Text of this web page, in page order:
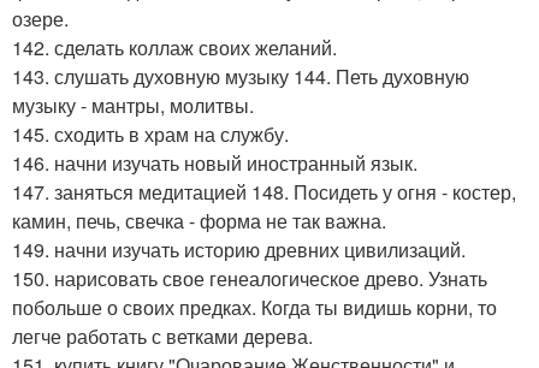
озере.
142. сделать коллаж своих желаний.
143. слушать духовную музыку 144. Петь духовную
музыку - мантры, молитвы.
145. сходить в храм на службу.
146. начни изучать новый иностранный язык.
147. заняться медитацией 148. Посидеть у огня - костер,
камин, печь, свечка - форма не так важна.
149. начни изучать историю древних цивилизаций.
150. нарисовать свое генеалогическое древо. Узнать
побольше о своих предках. Когда ты видишь корни, то
легче работать с ветками дерева.